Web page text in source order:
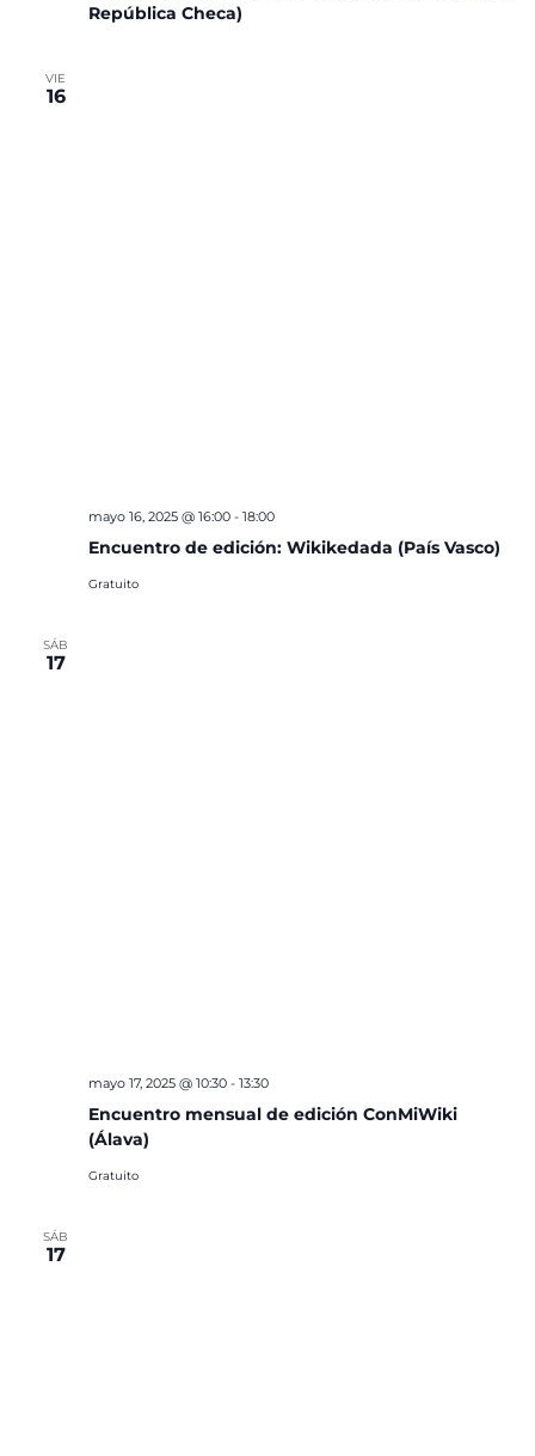
República Checa)
VIE
16
Encuentro de edición: Wikikedada (País Vasco)
mayo 16, 2025 @ 16:00- 18:00
Gratuito
SÁB
17
Encuentro mensual de edición ConMiWiki
(Álava)
mayo 17, 2025 @ 10:30- 13:30
Gratuito
SÁB
17